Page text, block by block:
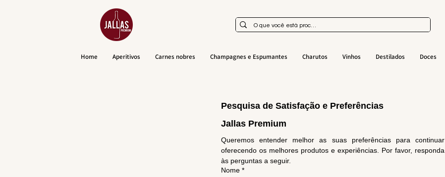
Home Aperitivos Carnes nobres Champagnes e Espumantes Charutos Vinhos Destilados Doces
Pesquisa de Satisfação e Preferências
Jallas Premium
Queremos entender melhor as suas preferências para continuar
oferecendo os melhores produtos e experiências. Por favor, responda
às perguntas a seguir.
Nome *